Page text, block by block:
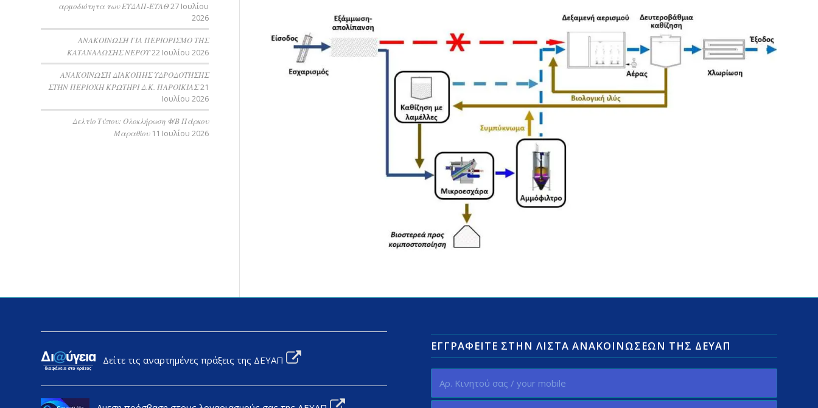
αρμοδιότητα των ΕΥΔΑΠ-ΕΥΑΘ27 Ιουλίου
2026
ΑΝΑΚΟΙΝΩΣΗ ΓΙΑ ΠΕΡΙΟΡΙΣΜΟ ΤΗΣ
ΚΑΤΑΝΑΛΩΣΗΣ ΝΕΡΟΥ22 Ιουλίου 2026
AΝΑΚΟΙΝΩΣΗ ΔΙΑΚΟΠΗΣ ΥΔΡΟΔΟΤΗΣΗΣ
ΣΤΗΝ ΠΕΡΙΟΧΗ ΚΡΩΤΗΡΙ Δ.Κ. ΠΑΡΟΙΚΙΑΣ21
Ιουλίου 2026
Δελτίο Τύπου: Ολοκλήρωση Φ/Β Πάρκου
Μαραθίου 11 Ιουλίου 2026
Δείτε τις αναρτημένες πράξεις της ΔΕΥΑΠ
ΕΓΓΡΑΦΕΊΤΕ ΣΤΗΝ ΛΊΣΤΑ ΑΝΑΚΟΙΝΏΣΕΩΝ ΤΗΣ ΔΕΥΑΠ